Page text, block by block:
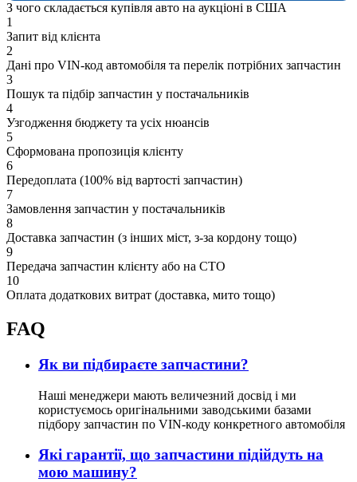
З чого складається купівля авто на аукціоні в США
1
Запит від клієнта
2
Дані про VIN-код автомобіля та перелік потрібних запчастин
3
Пошук та підбір запчастин у постачальників
4
Узгодження бюджету та усіх нюансів
5
Сформована пропозиція клієнту
6
Передоплата (100% від вартості запчастин)
7
Замовлення запчастин у постачальників
8
Доставка запчастин (з інших міст, з-за кордону тощо)
9
Передача запчастин клієнту або на СТО
10
Оплата додаткових витрат (доставка, мито тощо)
FAQ
Як ви підбираєте запчастини?
Наші менеджери мають величезний досвід і ми
користуємось оригінальними заводськими базами
підбору запчастин по VIN-коду конкретного автомобіля
Які гарантії, що запчастини підійдуть на
мою машину?